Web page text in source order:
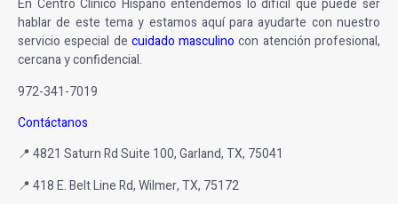
En Centro Clínico Hispano entendemos lo difícil que puede ser
hablar de este tema y estamos aquí para ayudarte con nuestro
servicio especial de cuidado masculino con atención profesional,
cercana y confidencial.
972-341-7019
Contáctanos
📍 4821 Saturn Rd Suite 100, Garland, TX, 75041
📍 418 E. Belt Line Rd, Wilmer, TX, 75172